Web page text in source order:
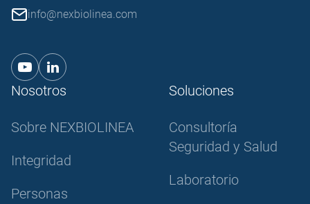
info@nexbiolinea.com
Nosotros
Sobre NEXBIOLINEA
Integridad
Personas
Soluciones
Consultoría
Seguridad y Salud
Laboratorio